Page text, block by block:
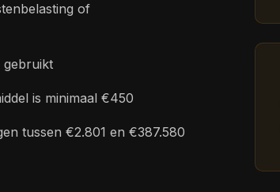
of
gebruikt
is minimaal €450
tussen €2.801 en €387.580